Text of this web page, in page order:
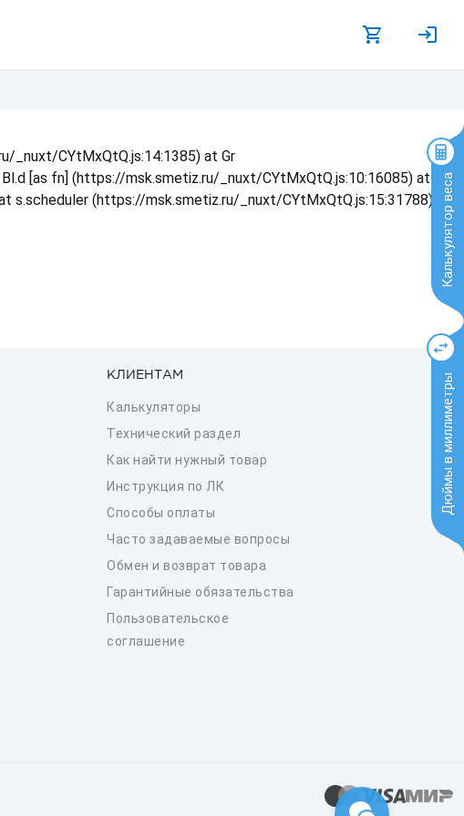
Калькулятор веса
Дюймы в миллиметры
_nuxt/CYtMxQtQ.js:14:1385) at Gr
[as fn] (https://msk.smetiz.ru/_nuxt/CYtMxQtQ.js:10:16085) at
s.scheduler (https://msk.smetiz.ru/_nuxt/CYtMxQtQ.js:15:31788) at
КЛИЕНТАМ
Калькуляторы
Технический раздел
Как найти нужный товар
Инструкция по ЛК
Способы оплаты
Часто задаваемые вопросы
Обмен и возврат товара
Гарантийные обязательства
Пользовательское
соглашение